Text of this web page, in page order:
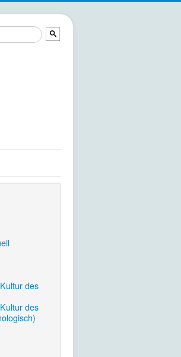
des
des